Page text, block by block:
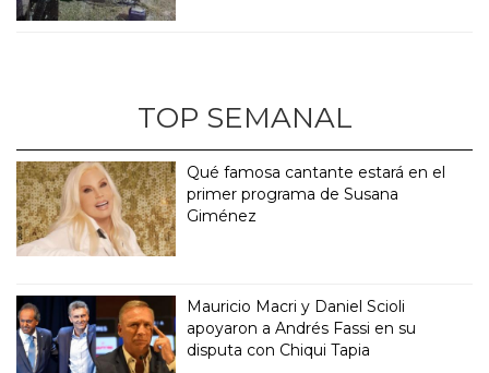
TOP SEMANAL
Qué famosa cantante estará en el
primer programa de Susana
Giménez
Mauricio Macri y Daniel Scioli
apoyaron a Andrés Fassi en su
disputa con Chiqui Tapia